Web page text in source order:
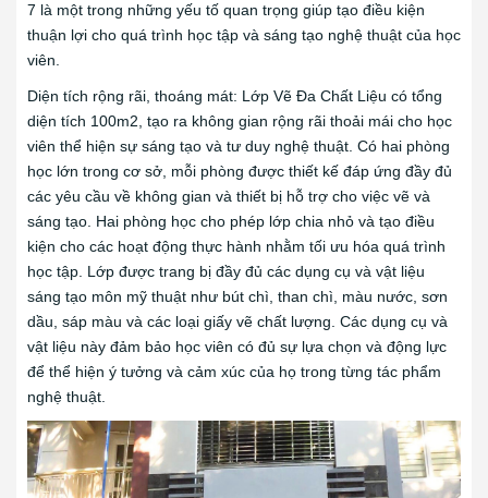
7 là một trong những yếu tố quan trọng giúp tạo điều kiện
thuận lợi cho quá trình học tập và sáng tạo nghệ thuật của học
viên.
Diện tích rộng rãi, thoáng mát: Lớp Vẽ Đa Chất Liệu có tổng
diện tích 100m2, tạo ra không gian rộng rãi thoải mái cho học
viên thể hiện sự sáng tạo và tư duy nghệ thuật. Có hai phòng
học lớn trong cơ sở, mỗi phòng được thiết kế đáp ứng đầy đủ
các yêu cầu về không gian và thiết bị hỗ trợ cho việc vẽ và
sáng tạo. Hai phòng học cho phép lớp chia nhỏ và tạo điều
kiện cho các hoạt động thực hành nhằm tối ưu hóa quá trình
học tập. Lớp được trang bị đầy đủ các dụng cụ và vật liệu
sáng tạo môn mỹ thuật như bút chì, than chì, màu nước, sơn
dầu, sáp màu và các loại giấy vẽ chất lượng. Các dụng cụ và
vật liệu này đảm bảo học viên có đủ sự lựa chọn và động lực
để thể hiện ý tưởng và cảm xúc của họ trong từng tác phẩm
nghệ thuật.